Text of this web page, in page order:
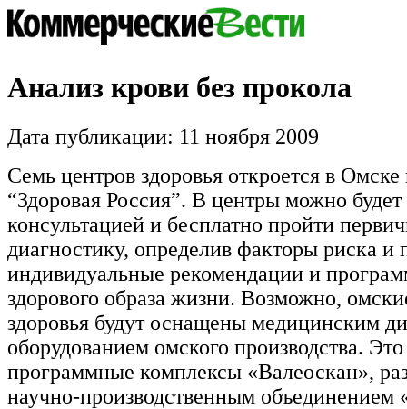
Анализ крови без прокола
Дата публикации: 11 ноября 2009
Семь центров здоровья откроется в
“Здоровая Россия”. В центры можно будет
консультацией и бесплатно пройти
диагностику, определив факторы риска и
индивидуальные рекомендации и
здорового образа жизни. Возможно,
здоровья будут оснащены медицинским
оборудованием омского производства.
программные комплексы «Валеоскан»,
научно-производственным объединением